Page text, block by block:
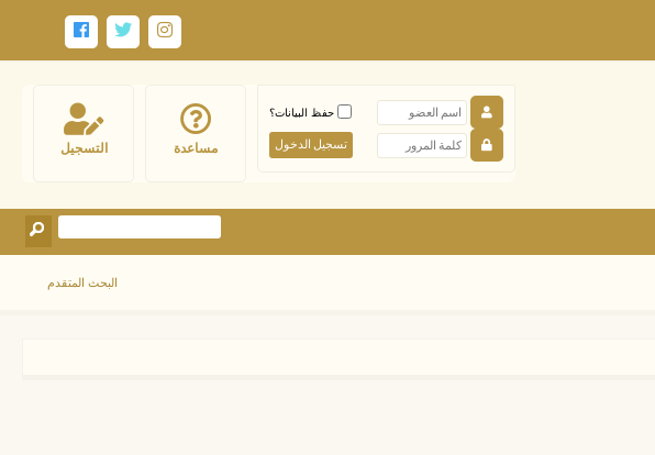
التسجيل مساعدة
حفظ البيانات؟
البحث المتقدم